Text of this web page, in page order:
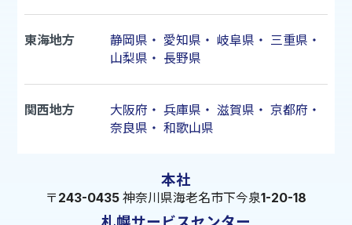
東海地方 静岡県 ・ 愛知県 ・ 岐阜県 ・ 三重県 ・
山梨県 ・ 長野県
関西地方 大阪府 ・ 兵庫県 ・ 滋賀県 ・ 京都府 ・
奈良県 ・ 和歌山県
本社
〒243-0435 神奈川県海老名市下今泉1-20-18